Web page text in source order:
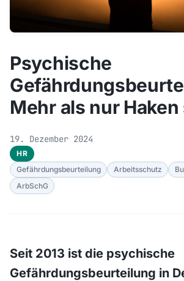
Psychische
Mehr als nur
19. Dezember 2024
HR
Gefährdungsbeurteilung
Arbeitsschutz
ArbSchG
Seit 2013 ist die psychische
Gefährdungsbeurteilung in